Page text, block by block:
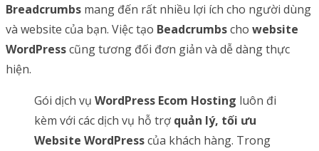
Breadcrumbs mang đến rất nhiều lợi ích cho người dùng
và website của bạn. Việc tạo Beadcrumbscho website
WordPresscũng tương đối đơn giản và dễ dàng thực
hiện.
Gói dịch vụ WordPress Ecom Hosting luôn đi
kèm với các dịch vụ hỗ trợ quản lý, tối ưu
Website WordPresscủa khách hàng. Trong